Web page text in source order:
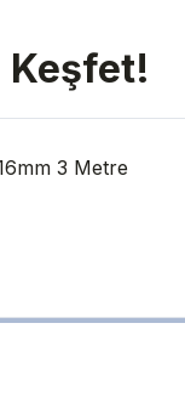
Keşfet!
3 Metre